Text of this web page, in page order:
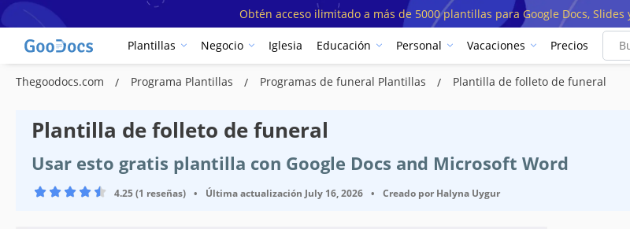
Obtén acceso ilimitado a más de 5000 plantillas para Google Docs, Slides
Plantillas Negocio Iglesia Educación Personal Vacaciones Precios
Thegoodocs.com Programa Plantillas Programas de funeral Plantillas Plantilla de folleto de funeral
Plantilla de folleto de funeral
Usar esto gratis plantilla con Google Docs and Microsoft Word
4.25 (1 reseñas) • Última actualización July 16, 2026 • Creado por Halyna Uygur